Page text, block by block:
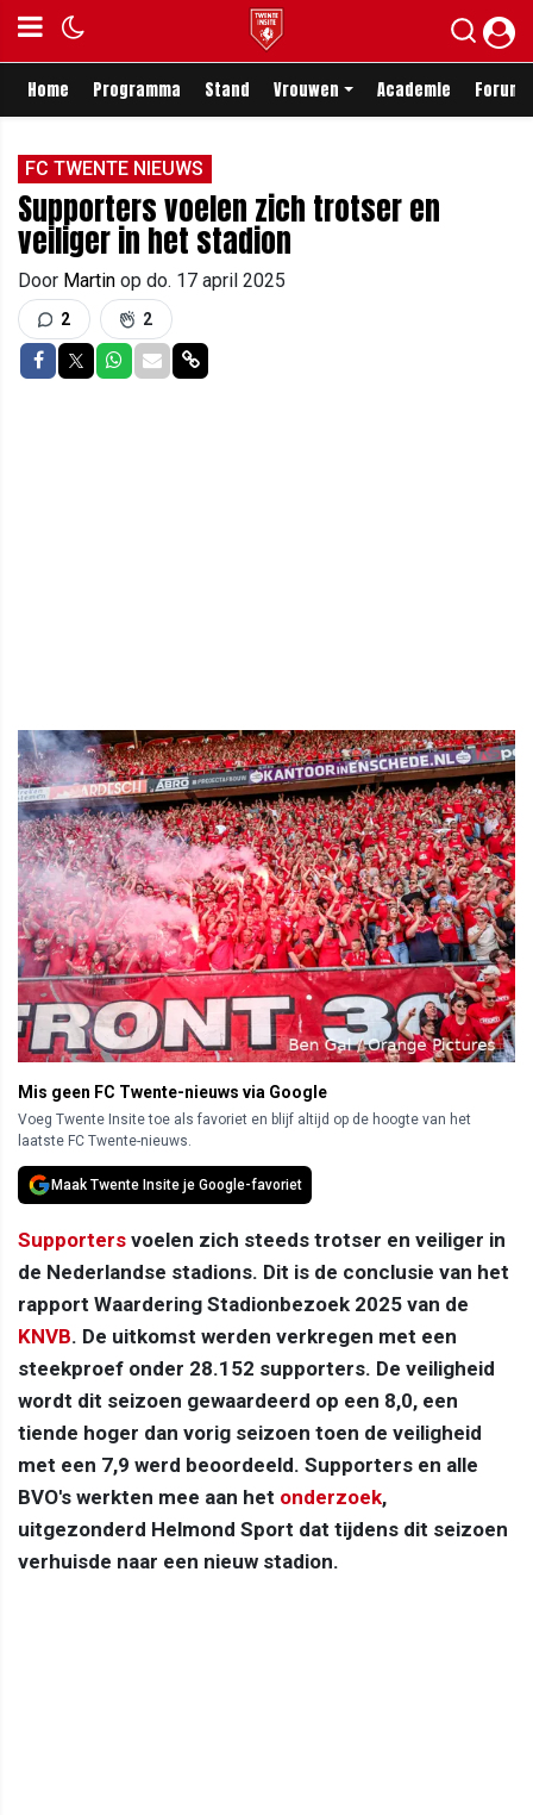
Home Programma Stand Vrouwen Academie Forum
FC TWENTE NIEUWS
Supporters voelen zich trotser en
veiliger in het stadion
Door Martin op do. 17 april 2025
2 2
Delen op Facebook
Delen op Twitter
Delen op Whatsapp
Delen via Mail
Delen via link
Mis geen FC Twente-nieuws via Google
Voeg Twente Insite toe als favoriet en blijf altijd op de hoogte van het
laatste FC Twente-nieuws.
Maak Twente Insite je Google-favoriet
Supporters voelen zich steeds trotser en veiliger in
de Nederlandse stadions. Dit is de conclusie van het
rapport Waardering Stadionbezoek 2025 van de
KNVB. De uitkomst werden verkregen met een
steekproef onder 28.152 supporters. De veiligheid
wordt dit seizoen gewaardeerd op een 8,0, een
tiende hoger dan vorig seizoen toen de veiligheid
met een 7,9 werd beoordeeld. Supporters en alle
BVO's werkten mee aan het onderzoek,
uitgezonderd Helmond Sport dat tijdens dit seizoen
verhuisde naar een nieuw stadion.